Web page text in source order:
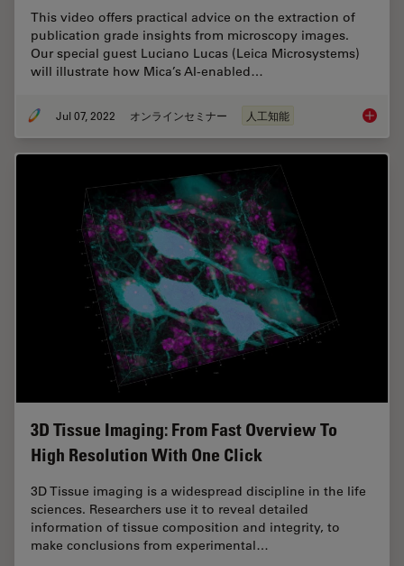
This video offers practical advice on the extraction of
publication grade insights from microscopy images.
Our special guest Luciano Lucas (Leica Microsystems)
will illustrate how Mica’s AI-enabled…
Jul 07, 2022 オンラインセミナー 人工知能 3D
3D Tissue Imaging: From Fast Overview To
High Resolution With One Click
3D Tissue imaging is a widespread discipline in the life
sciences. Researchers use it to reveal detailed
information of tissue composition and integrity, to
make conclusions from experimental…